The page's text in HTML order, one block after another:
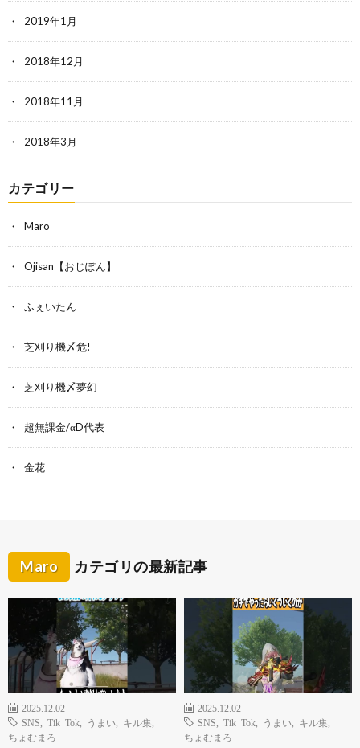
2019年1月
2018年12月
2018年11月
2018年3月
カテゴリー
Maro
Ojisan【おじぽん】
ふぇいたん
芝刈り機〆危!
芝刈り機〆夢幻
超無課金/αD代表
金花
Maro カテゴリの最新記事
2025.12.02
SNS
Tik Tok うまい キル集
ちょむまろ
2025.12.02
SNS
Tik Tok うまい キル集
ちょむまろ